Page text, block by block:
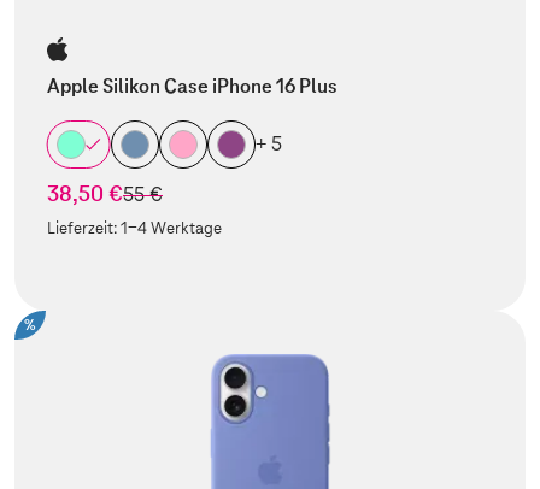
Apple Silikon Case iPhone 16 Plus
+ 5
38,50 €statt
55 €
Lieferzeit:1-4 Werktage
%